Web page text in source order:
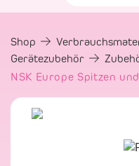
Shop
Gerätezubehör
NSK Europe Spitzen